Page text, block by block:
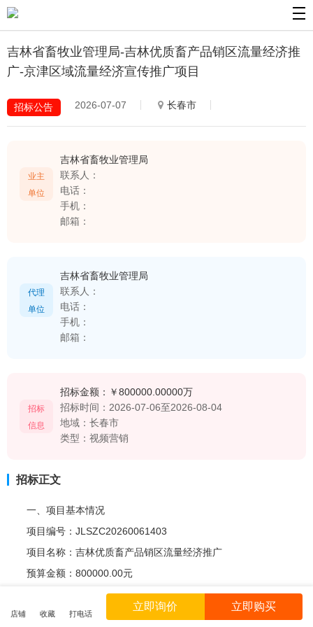
店铺 收藏 打电话
立即询价 立即购买
吉林省畜牧业管理局-吉林优质畜产品销区流量经济推
广-京津区域流量经济宣传推广项目
招标公告 2026-07-07 长春市
业主
单位
吉林省畜牧业管理局
联系人：
电话：
手机：
邮箱：
代理
单位
吉林省畜牧业管理局
联系人：
电话：
手机：
邮箱：
招标
信息
招标金额： ￥800000.00000万
招标时间： 2026-07-06至2026-08-04
地域： 长春市
类型： 视频营销
招标正文
一、项目基本情况
项目编号：JLSZC20260061403
项目名称：吉林优质畜产品销区流量经济推广
预算金额：800000.00元
采购需求：详见招标文件。
合同履行期限：自合同签订之日起，期限1年